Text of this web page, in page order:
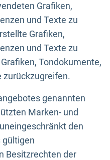
Grafiken,
und Texte zu
Grafiken,
und Texte zu
Tondokumente,
zurückzugreifen.
genannten
Marken- und
den
gültigen
Besitzrechten der